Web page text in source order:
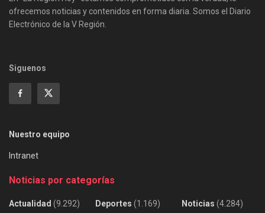
ofrecemos noticias y contenidos en forma diaria. Somos el Diario
Electrónico de la V Región.
Siguenos
Nuestro equipo
Intranet
Noticias por categorías
Actualidad (9.292)
Deportes (1.169)
Noticias (4.284)